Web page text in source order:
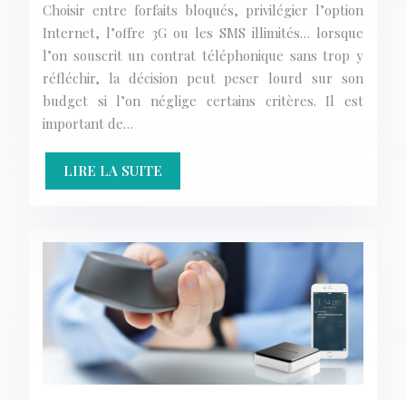
Choisir entre forfaits bloqués, privilégier l’option
Internet, l’offre 3G ou les SMS illimités… lorsque
l’on souscrit un contrat téléphonique sans trop y
réfléchir, la décision peut peser lourd sur son
budget si l’on néglige certains critères. Il est
important de…
LIRE LA SUITE